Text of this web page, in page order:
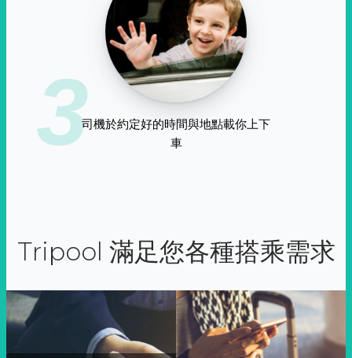
3司機於約定好的時間與地點載你上下
車
Tripool 滿足您各種搭乘需求